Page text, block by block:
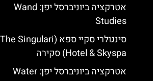
אטרקציה ביוניברסל יפן: Wand
Studies
סינגולרי סקיי ספא (The Singulari
Hotel & Skyspa) סקירה
אטרקציה ביוניברסל יפן: Water